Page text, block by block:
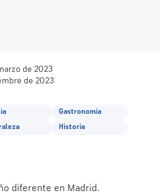
de 2023
de 2023
Gastronomía
Historia
diferente en Madrid.